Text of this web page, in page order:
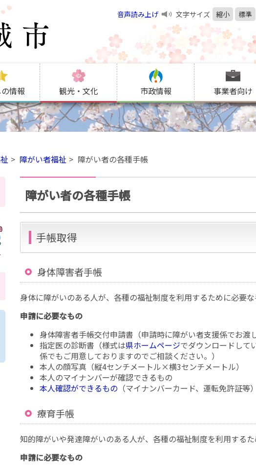
音声読み上げ 文字サイズ 縮小 標準
情報 観光・文化 市政情報 事業者向け
障がい者福祉 障がい者の各種手帳
障がい者の各種手帳
手帳取得
身体障害者手帳
身体に障がいのある人が、各種の福祉制度を利用するために必要な
申請に必要なもの
身体障害者手帳交付申請書（申請時に障がい者支援係でお渡し
指定医の診断書（様式は県ホームページでダウンロードして
係でもご用意しておりますのでご相談ください。）
本人の顔写真（縦4センチメートル×横3センチメートル）
本人のマイナンバーが確認できるもの
本人確認ができるもの （マイナンバーカード、運転免許証等）
療育手帳
知的障がいや発達障がいのある人が、各種の福祉制度を利用するた
申請に必要なもの